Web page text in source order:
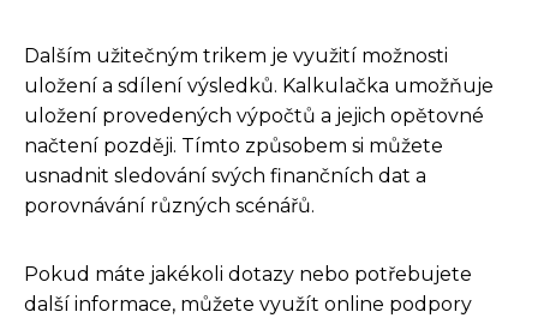
Dalším užitečným trikem je využití možnosti
uložení a sdílení výsledků. Kalkulačka umožňuje
uložení provedených výpočtů a jejich opětovné
načtení později. Tímto způsobem si můžete
usnadnit sledování svých finančních dat a
porovnávání různých scénářů.
Pokud máte jakékoli dotazy nebo potřebujete
další informace, můžete využít online podpory